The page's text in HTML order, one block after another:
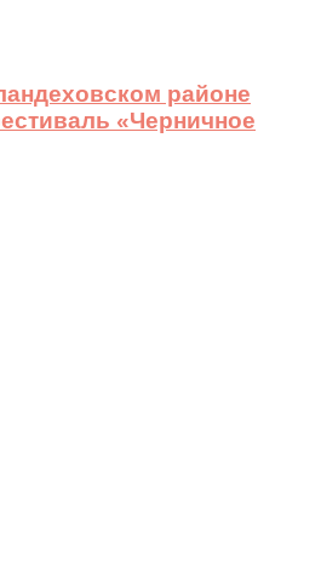
районе
«Черничное